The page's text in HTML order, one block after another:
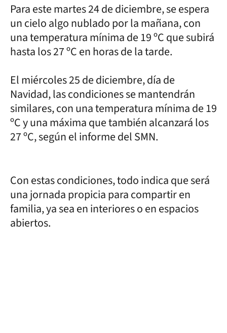
Para este martes 24 de diciembre, se espera
un cielo algo nublado por la mañana, con
una temperatura mínima de 19 ºC que subirá
hasta los 27 ºC en horas de la tarde.
El miércoles 25 de diciembre, día de
Navidad, las condiciones se mantendrán
similares, con una temperatura mínima de 19
ºC y una máxima que también alcanzará los
27 ºC, según el informe del SMN.
Con estas condiciones, todo indica que será
una jornada propicia para compartir en
familia, ya sea en interiores o en espacios
abiertos.